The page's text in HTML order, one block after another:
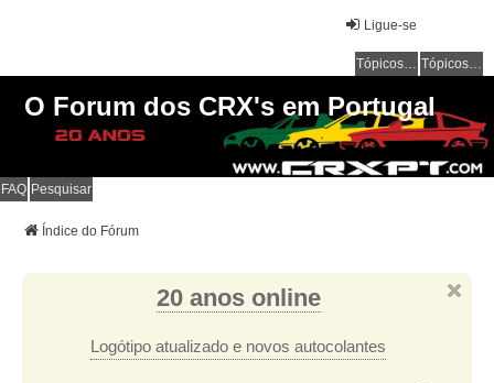
Ligue-se
Tópicos sem resposta Tópicos ativos
O Forum dos CRX's em Portugal
FAQ Pesquisar
Índice do Fórum
20 anos online
Logótipo atualizado e novos autocolantes